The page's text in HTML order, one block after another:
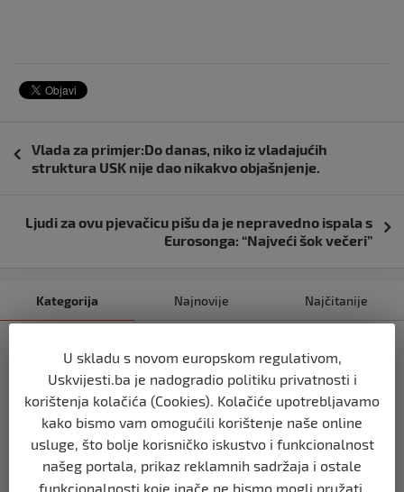
objava
Vlada za primjer:Do danas, niko iz vladajućih
struktura USK nije dao nikakvo objašnjenje.
Ljudi za ovu pjevačicu pišu da je nepravedno ispala s
Eurosonga: “Najveći šok večeri”
Kategorija Najnovije Najčitanije
Italijanski kapetan iz flotile za Gazu
primio islam nakon što su izraelske
snage prekinule molitvu njegove
posade
prije 10 mjeseci
SVIJET
U skladu s novom europskom regulativom,
Uskvijesti.ba je nadogradio politiku privatnosti i
korištenja kolačića (Cookies). Kolačiće upotrebljavamo
kako bismo vam omogućili korištenje naše online
usluge, što bolje korisničko iskustvo i funkcionalnost
našeg portala, prikaz reklamnih sadržaja i ostale
funkcionalnosti koje inače ne bismo mogli pružati.